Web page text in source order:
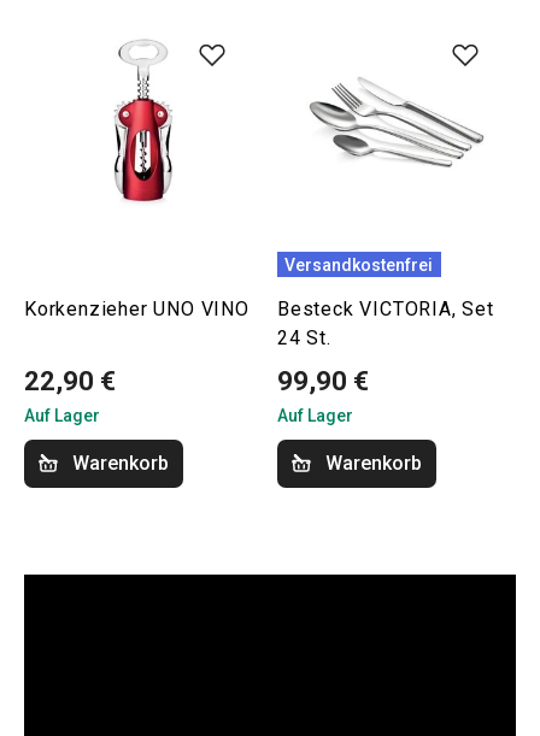
Korkenzieher UNO VINO
22,90 €
Auf Lager
Warenkorb
Versandkostenfrei
Besteck VICTORIA, Set
24 St.
99,90 €
Auf Lager
Warenkorb